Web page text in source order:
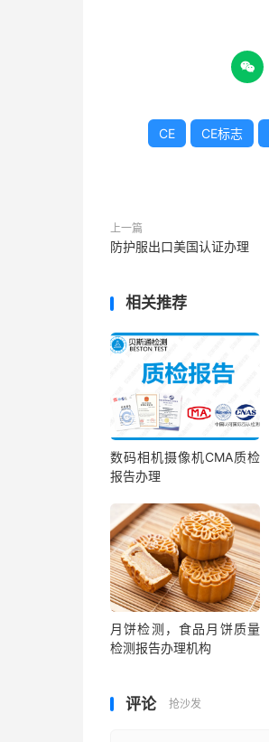

CE CE标志
上一篇
防护服出口美国认证办理
相关推荐
数码相机摄像机CMA质检
报告办理
月饼检测，食品月饼质量
检测报告办理机构
评论 抢沙发